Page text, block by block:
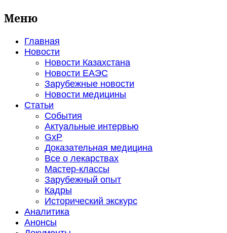
Меню
Главная
Новости
Новости Казахстана
Новости ЕАЭС
Зарубежные новости
Новости медицины
Статьи
События
Актуальные интервью
GxP
Доказательная медицина
Все о лекарствах
Мастер-классы
Зарубежный опыт
Кадры
Исторический экскурс
Аналитика
Анонсы